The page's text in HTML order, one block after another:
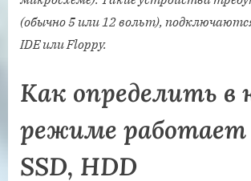
(обычно 5 или 12 вольт),
IDE или Floppy.
Как определить в
режиме работает
SSD, HDD